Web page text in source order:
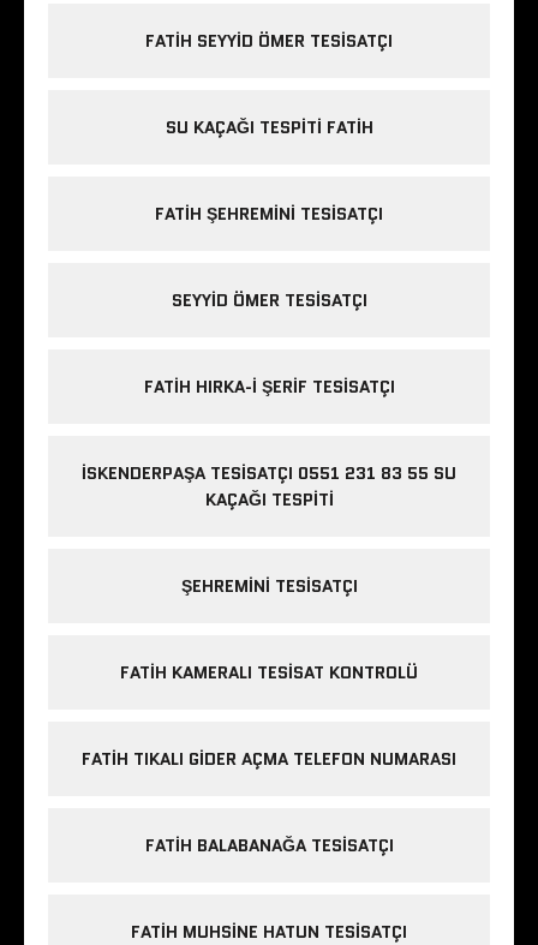
FATIH SEYYID ÖMER TESISATÇI
SU KAÇAĞI TESPITI FATIH
FATIH ŞEHREMINI TESISATÇI
SEYYID ÖMER TESISATÇI
FATIH HIRKA-I ŞERIF TESISATÇI
İSKENDERPAŞA TESISATÇI 0551 231 83 55 SU
KAÇAĞI TESPITI
ŞEHREMINI TESISATÇI
FATIH KAMERALI TESISAT KONTROLÜ
FATIH TIKALI GIDER AÇMA TELEFON NUMARASI
FATIH BALABANAĞA TESISATÇI
FATIH MUHSINE HATUN TESISATÇI